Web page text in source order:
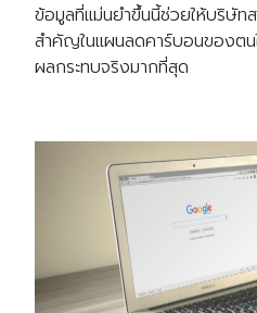
ข้อมูลที่แม่นยำขึ้นนี้ช่วยให้บริษัท
สำคัญในแผนลดคาร์บอนของต
ผลกระทบจริงมากที่สุด